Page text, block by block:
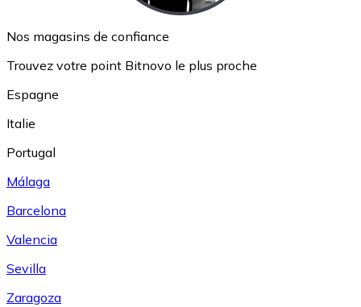
Nos magasins de confiance
Trouvez votre point Bitnovo le plus proche
Espagne
Italie
Portugal
Málaga
Barcelona
Valencia
Sevilla
Zaragoza